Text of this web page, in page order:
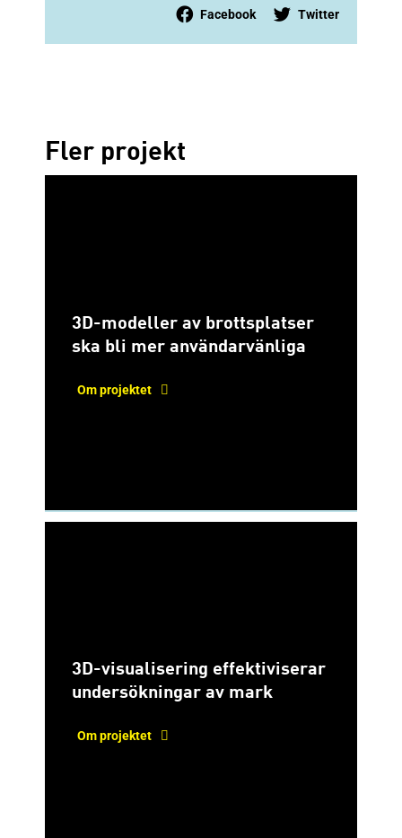
Twitter
Facebook
Fler projekt
3D-modeller av brottsplatser
ska bli mer användarvänliga
Om projektet
3D-visualisering effektiviserar
undersökningar av mark
Om projektet